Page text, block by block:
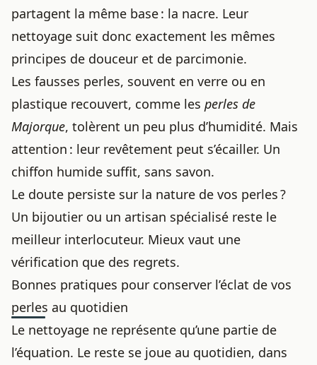
partagent la même base : la nacre. Leur
nettoyage suit donc exactement les mêmes
principes de douceur et de parcimonie.
Les fausses perles, souvent en verre ou en
plastique recouvert, comme les perles de
Majorque, tolèrent un peu plus d’humidité. Mais
attention : leur revêtement peut s’écailler. Un
chiffon humide suffit, sans savon.
Le doute persiste sur la nature de vos perles ?
Un bijoutier ou un artisan spécialisé reste le
meilleur interlocuteur. Mieux vaut une
vérification que des regrets.
Bonnes pratiques pour conserver l’éclat de vos
perles au quotidien
Le nettoyage ne représente qu’une partie de
l’équation. Le reste se joue au quotidien, dans